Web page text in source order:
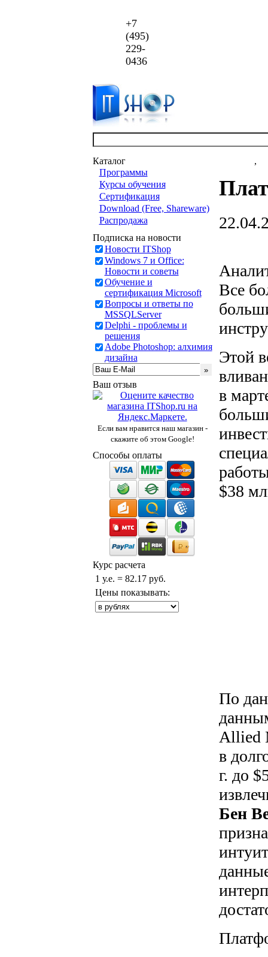
+7
(495)
229-
0436
Каталог
Программы
Курсы обучения
Сертификация
Download (Free, Shareware)
Распродажа
Подписка на новости
Новости ITShop
Windows 7 и Office:
Новости и советы
Обучение и
сертификация Microsoft
Вопросы и ответы по
MSSQLServer
Delphi - проблемы и
решения
Adobe Photoshop: алхимия
дизайна
Ваш отзыв
Если вам нравится наш магазин -
скажите об этом Google!
Способы оплаты
Курс расчета
1 у.е. = 82.17 руб.
Цены показывать:
,
Все
Этой
в
$38
По
Allied
в
г. до
Бен